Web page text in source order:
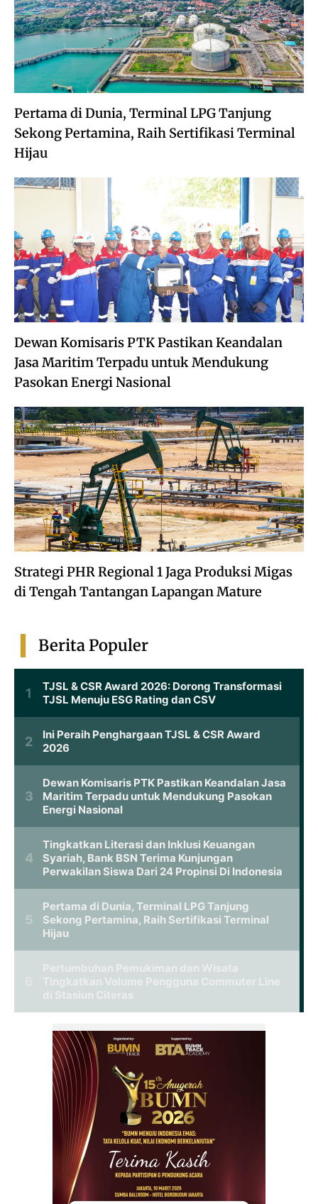
Pertama di Dunia, Terminal LPG Tanjung
Sekong Pertamina, Raih Sertifikasi Terminal
Hijau
Dewan Komisaris PTK Pastikan Keandalan
Jasa Maritim Terpadu untuk Mendukung
Pasokan Energi Nasional
Strategi PHR Regional 1 Jaga Produksi Migas
di Tengah Tantangan Lapangan Mature
Berita Populer